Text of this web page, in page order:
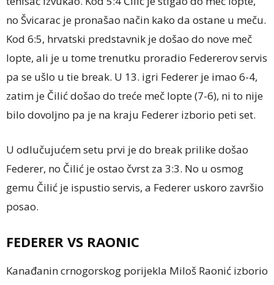
no Švicarac je pronašao način kako da ostane u meču.
Kod 6:5, hrvatski predstavnik je došao do nove meč
lopte, ali je u tome trenutku proradio Federerov servis
pa se ušlo u tie break. U 13. igri Federer je imao 6-4,
zatim je Čilić došao do treće meč lopte (7-6), ni to nije
bilo dovoljno pa je na kraju Federer izborio peti set.
U odlučujućem setu prvi je do break prilike došao
Federer, no Čilić je ostao čvrst za 3:3. No u osmog
gemu Čilić je ispustio servis, a Federer uskoro završio
posao.
FEDERER VS RAONIC
Kanađanin crnogorskog porijekla Miloš Raonić izborio